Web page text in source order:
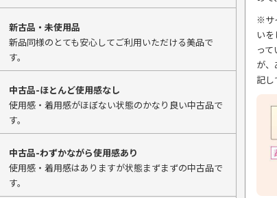
新古品・未使用品
新品同様のとても安心してご利用いただける美品で
す。
中古品-ほとんど使用感なし
使用感・着用感がほぼない状態のかなり良い中古品で
す。
中古品-わずかながら使用感あり
使用感・着用感はありますが状態まずまずの中古品で
す。
※サ
い
っ
が
記し